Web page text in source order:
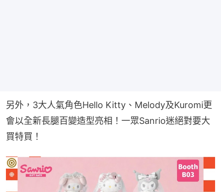
另外，3大人氣角色Hello Kitty、Melody及Kuromi更
會以全新長腿百變造型亮相！一眾Sanrio迷絕對要大
買特買！